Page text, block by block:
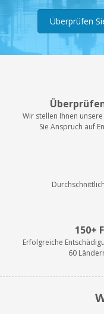
Überprüfen
Wir stellen Ihnen
Sie Anspruch auf
150+
Erfolgreiche
60